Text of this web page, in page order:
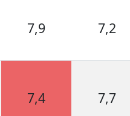
7,9 7,2
7,4 7,7